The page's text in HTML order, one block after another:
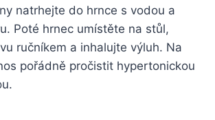
natrhejte do hrnce s vodou a
Poté hrnec umístěte na stůl,
ručníkem a inhalujte výluh. Na
pořádně pročistit hypertonickou